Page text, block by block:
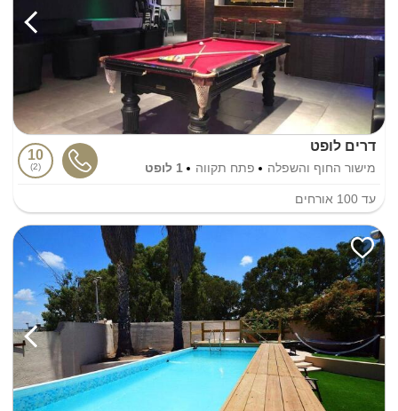
דרים לופט
מישור החוף והשפלה פתח תקווה 1 לופט
10
2
עד 100 אורחים